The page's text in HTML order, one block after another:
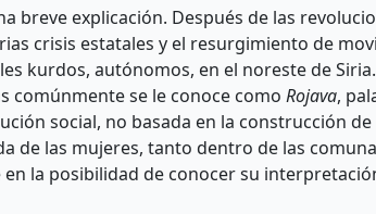
breve explicación. Después de las
crisis estatales y el resurgimiento de
kurdos, autónomos, en el noreste de
comúnmente se le conoce como Rojava,
social, no basada en la construcción
de las mujeres, tanto dentro de las
la posibilidad de conocer su